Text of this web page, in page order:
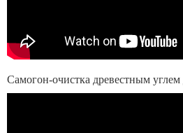
Самогон-очистка древестным углем